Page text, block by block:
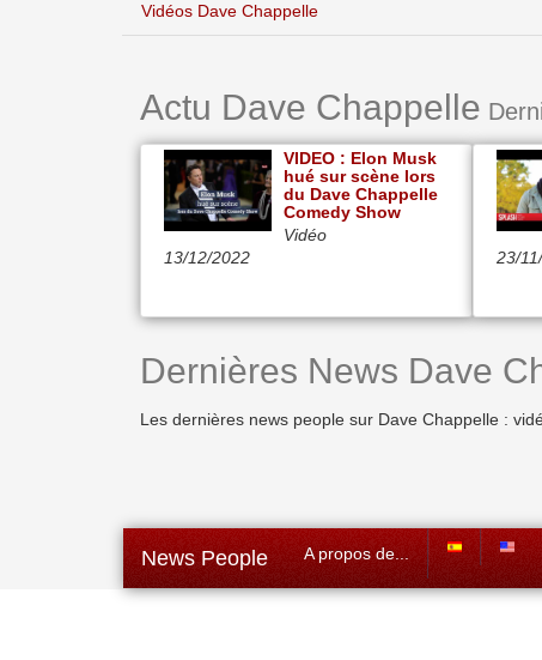
Vidéos Dave Chappelle
Actu Dave Chappelle
13/12/2022
VIDEO : Elon Musk
hué sur scène lors
du Dave Chappelle
Comedy Show
Vidéo
23/
Dernières News Dave
Les dernières news people sur Dave Chappelle :
News People A propos de...